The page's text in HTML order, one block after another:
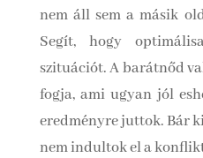
nem áll sem a másik
Segít, hogy
szituációt. A barátnőd
fogja, ami ugyan jól
eredményre juttok. Bár
nem indultok el a